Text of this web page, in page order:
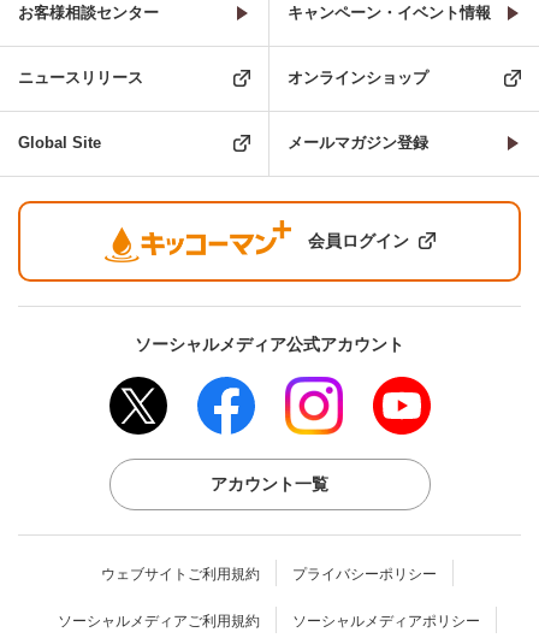
お客様相談センター キャンペーン・イベント情報
ニュースリリース オンラインショップ
Global Site メールマガジン登録
会員ログイン
ソーシャルメディア公式アカウント
アカウント一覧
ウェブサイトご利用規約 プライバシーポリシー
ソーシャルメディアご利用規約 ソーシャルメディアポリシー